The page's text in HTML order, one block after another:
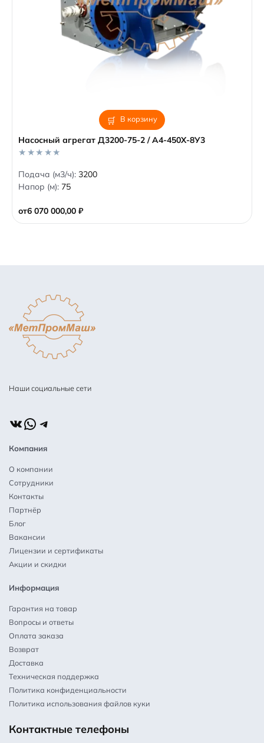
В корзину
Насосный агрегат Д3200-75-2 / А4-450Х-8У3
от6 070 000,00 ₽
0
o
u
f
5
Подача (м3/ч): 3200
Напор (м): 75
Наши социальные сети
ВКонтакте
WhatsApp
Telegram
Компания
О компании
Сотрудники
Контакты
Партнёр
Блог
Вакансии
Лицензии и сертификаты
Акции и скидки
Информация
Гарантия на товар
Вопросы и ответы
Оплата заказа
Возврат
Доставка
Техническая поддержка
Политика конфиденциальности
Политика использования файлов куки
Контактные телефоны